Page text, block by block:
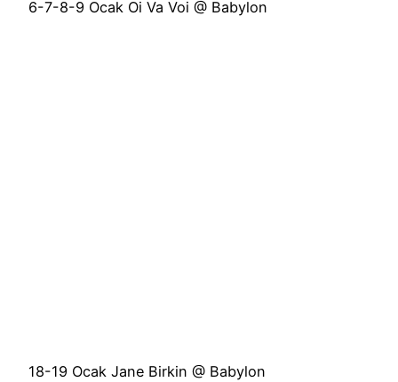
6-7-8-9 Ocak Oi Va Voi @ Babylon
18-19 Ocak Jane Birkin @ Babylon